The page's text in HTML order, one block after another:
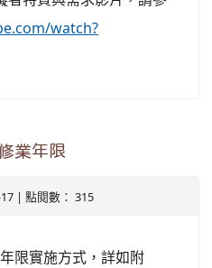
watch?
業年限
| 點閱數： 315
限實施方式，詳如附